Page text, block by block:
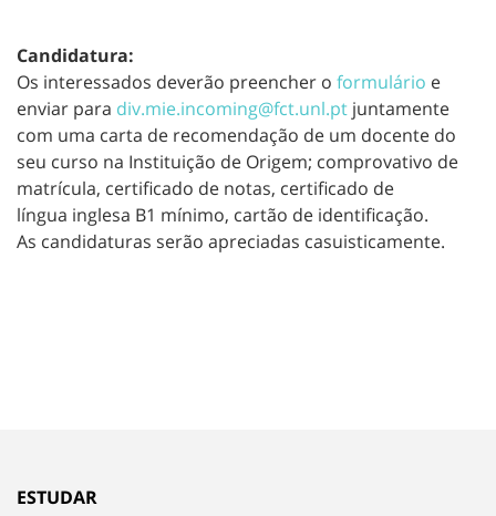
Candidatura:
Os interessados deverão preencher o formulário e
enviar para div.mie.incoming@fct.unl.pt juntamente
com uma carta de recomendação de um docente do
seu curso na Instituição de Origem; comprovativo de
matrícula, certificado de notas, certificado de
língua inglesa B1 mínimo, cartão de identificação.
As candidaturas serão apreciadas casuisticamente.
ESTUDAR